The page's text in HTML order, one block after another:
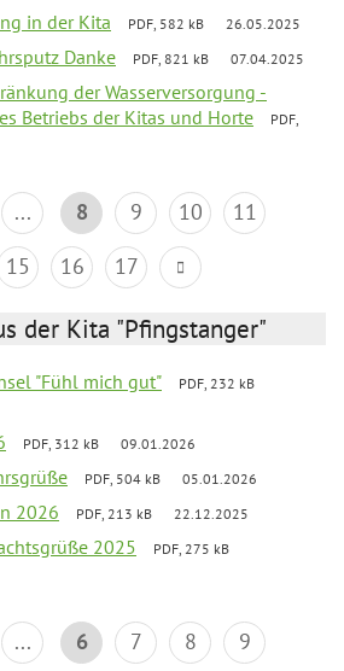
in der Kita PDF, 582 kB 26.05.2025
Danke PDF, 821 kB 07.04.2025
der Wasserversorgung -
Betriebs der Kitas und Horte
PDF,
... 8 9 10
11
15 16 17
der Kita "Pfingstanger"
"Fühl mich gut"
PDF, 232 kB
PDF, 312 kB 09.01.2026
PDF, 504 kB 05.01.2026
2026 PDF, 213 kB 22.12.2025
2025
PDF, 275 kB
... 6 7 8
9